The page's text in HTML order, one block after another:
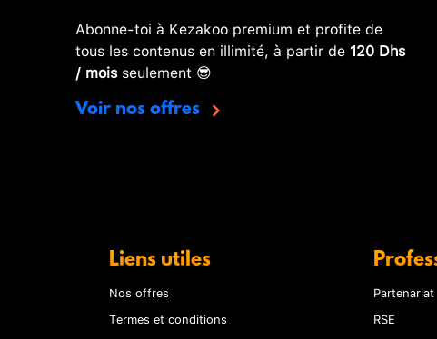
Abonne-toi à Kezakoo premium et profite de
tous les contenus en illimité, à partir de 120 Dhs
/ moisseulement 😎
Voir nos offres
Liens utiles
Nos offres
Termes et conditions
Partenariat
RSE